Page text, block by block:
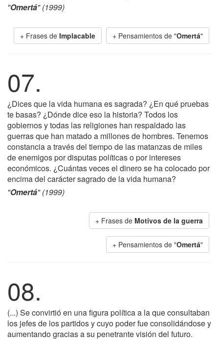
"Omertá" (1999)
+ Frases de Implacable + Pensamientos de "Omertá"
07.
¿Dices que la vida humana es sagrada? ¿En qué pruebas
te basas? ¿Dónde dice eso la historia? Todos los
gobiernos y todas las religiones han respaldado las
guerras que han matado a millones de hombres. Tenemos
constancia a través del tiempo de las matanzas de miles
de enemigos por disputas políticas o por intereses
económicos. ¿Cuántas veces el dinero se ha colocado por
encima del carácter sagrado de la vida humana?
"Omertá" (1999)
+ Frases de Motivos de la guerra
+ Pensamientos de "Omertá"
08.
(...) Se convirtió en una figura política a la que consultaban
los jefes de los partidos y cuyo poder fue consolidándose y
aumentando gracias a su penetrante visión del futuro.